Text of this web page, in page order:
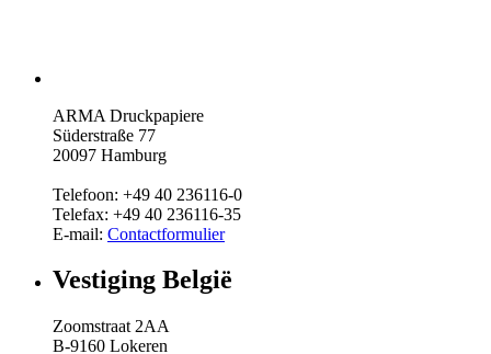
ARMA Druckpapiere
Süderstraße 77
20097 Hamburg
Telefoon: +49 40 236116-0
Telefax: +49 40 236116-35
E-mail: Contactformulier
Vestiging België
Zoomstraat 2AA
B-9160 Lokeren